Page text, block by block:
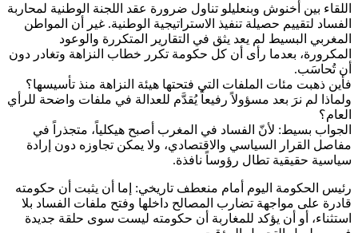
اللقاء بين أخنوش وبنعليلو تناول ضرورة عقد اللجنة الوطنية لمحاربة
الفساد لتقييم حصيلة تنفيذ الاستراتيجية الوطنية. غير أن المواطن
المغربي البسيط لم يعد يثق في التقارير المتكررة والوعود
المكرورة، بعدما رأى أن كل حكومة تكرر خطاب النزاهة وتغادر دون
أن تُحاسَب.
فأين ذهبت مئات الملفات التي فتحتها هيئة النزاهة منذ تأسيسها؟
ولماذا لم نرَ بعد مسؤولاً رفيعاً يُقدَّم للعدالة في ملفات واضحة للرأي
العام؟
الجواب بسيط: لأنّ الفساد في المغرب أصبح هيكلياً، متجذراً في
مفاصل القرار السياسي والاقتصادي، ولا يمكن تجاوزه دون إرادة
سياسية حقيقية تطال رؤوساً نافذة.
رئيس الحكومة اليوم أمام منعطف تاريخي: إما أن يثبت أن حكومته
قادرة على مواجهة تضارب المصالح داخلها وفتح ملفات الفساد بلا
استثناء، أو أن يؤكد للمغاربة أن حكومته ليست سوى حلقة جديدة